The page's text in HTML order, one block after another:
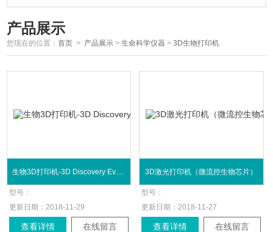
产品展示
您现在的位置：首页 > 产品展示 >生命科学仪器 >3D生物打印机
型号：
更新日期： 2018-11-29
查看详情 在线留言
3D激光打印机（微流控生物芯片）
型号：
更新日期： 2018-11-27
查看详情 在线留言